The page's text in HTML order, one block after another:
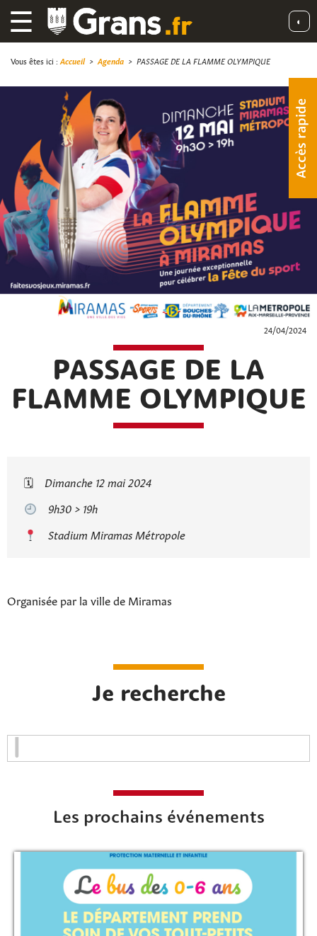
☰ ◐
Accès rapide
Vous êtes ici : Accueil> Agenda > PASSAGE DE LA FLAMME OLYMPIQUE
24/04/2024
PASSAGE DE LA
FLAMME OLYMPIQUE
🗓
Dimanche 12 mai 2024
9h30 > 19h
Stadium Miramas Métropole
Organisée par la ville de Miramas
Je recherche
Les prochains événements